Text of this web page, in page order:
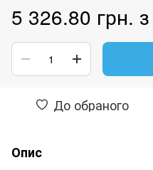
5 326.80 грн.
До обраного
Опис